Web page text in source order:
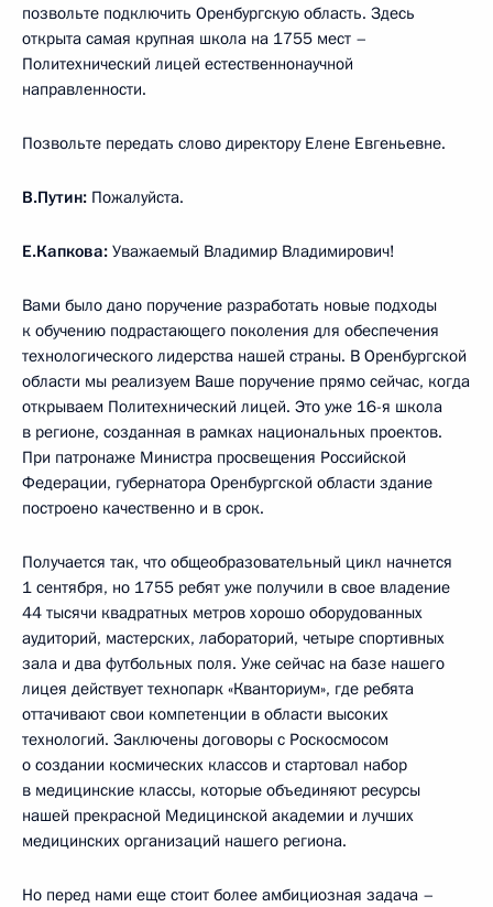
позвольте подключить Оренбургскую область. Здесь
открыта самая крупная школа на 1755 мест –
Политехнический лицей естественнонаучной
направленности.
Позвольте передать слово директору Елене Евгеньевне.
В.Путин: Пожалуйста.
Е.Капкова: Уважаемый Владимир Владимирович!
Вами было дано поручение разработать новые подходы
к обучению подрастающего поколения для обеспечения
технологического лидерства нашей страны. В Оренбургской
области мы реализуем Ваше поручение прямо сейчас, когда
открываем Политехнический лицей. Это уже 16-я школа
в регионе, созданная в рамках национальных проектов.
При патронаже Министра просвещения Российской
Федерации, губернатора Оренбургской области здание
построено качественно и в срок.
Получается так, что общеобразовательный цикл начнется
1 сентября, но 1755 ребят уже получили в свое владение
44 тысячи квадратных метров хорошо оборудованных
аудиторий, мастерских, лабораторий, четыре спортивных
зала и два футбольных поля. Уже сейчас на базе нашего
лицея действует технопарк «Кванториум», где ребята
оттачивают свои компетенции в области высоких
технологий. Заключены договоры с Роскосмосом
о создании космических классов и стартовал набор
в медицинские классы, которые объединяют ресурсы
нашей прекрасной Медицинской академии и лучших
медицинских организаций нашего региона.
Но перед нами еще стоит более амбициозная задача –